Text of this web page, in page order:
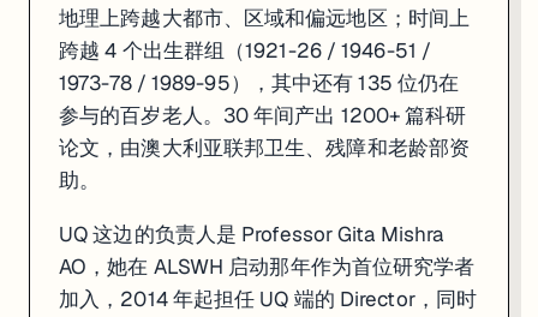
地理上跨越大都市、区域和偏远地区；时间上
跨越 4 个出生群组（1921-26 / 1946-51 /
1973-78 / 1989-95），其中还有 135 位仍在
参与的百岁老人。30 年间产出 1200+ 篇科研
论文，由澳大利亚联邦卫生、残障和老龄部资
助。
UQ 这边的负责人是 Professor Gita Mishra
AO，她在 ALSWH 启动那年作为首位研究学者
加入，2014 年起担任 UQ 端的 Director，同时